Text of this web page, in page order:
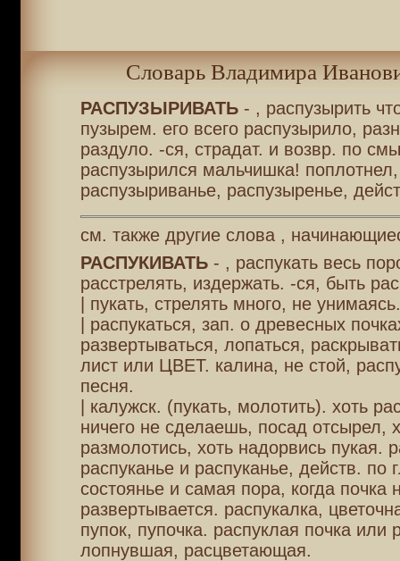
Словарь Владимира
РАСПУЗЫРИВАТЬ- , распузырить
пузырем. его всего распузырило,
раздуло. -ся, страдат. и возвр. по
распузырился мальчишка!
распузыриванье, распузыренье,
см. также другие слова ,
РАСПУКИВАТЬ- , распукать весь
расстрелять, издержать. -ся, быть
| пукать, стрелять много, не унимаясь.
| распукаться, зап. о древесных
развертываться, лопаться,
лист или ЦВЕТ. калина, не стой,
песня.
| калужск. (пукать, молотить). хоть
ничего не сделаешь, посад отсырел,
размолотись, хоть надорвись пукая.
распуканье и распуканье, действ. по
состоянье и самая пора, когда почка
развертывается. распукалка,
пупок, пупочка. распуклая почка или
лопнувшая, расцветающая.